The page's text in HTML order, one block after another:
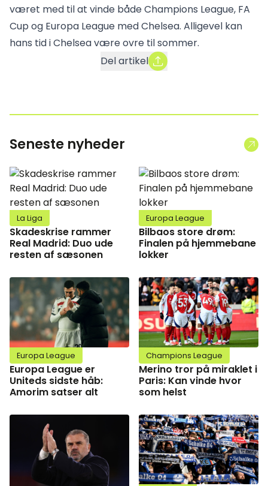
været med til at vinde både Champions League, FA
Cup og Europa League med Chelsea. Alligevel kan
hans tid i Chelsea være ovre til sommer.
Del artikel
Seneste nyheder
La Liga
Skadeskrise rammer
Real Madrid: Duo ude
resten af sæsonen
Europa League
Bilbaos store drøm:
Finalen på hjemmebane
lokker
Europa League
Europa League er
Uniteds sidste håb:
Amorim satser alt
Champions League
Merino tror på miraklet i
Paris: Kan vinde hvor
som helst